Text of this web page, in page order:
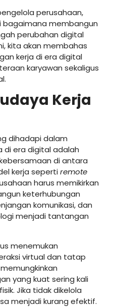
perusahaan,
membangun
perubahan digital
kita akan membahas
kerja di era digital
karyawan sekaligus
Kerja
dihadapi dalam
di era digital adalah
di antara
kerja sepertiremote
harus memikirkan
keterhubungan
komunikasi, dan
menjadi tantangan
menemukan
virtual dan tatap
yang kuat sering kali
Jika tidak dikelola
menjadi kurang efektif.